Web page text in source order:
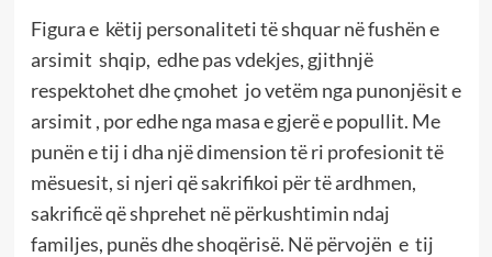
Figura e këtij personaliteti të shquar në fushën e
arsimit shqip, edhe pas vdekjes, gjithnjë
respektohet dhe çmohet jo vetëm nga punonjësit e
arsimit , por edhe nga masa e gjerë e popullit. Me
punën e tij i dha një dimension të ri profesionit të
mësuesit, si njeri që sakrifikoi për të ardhmen,
sakrificë që shprehet në përkushtimin ndaj
familjes, punës dhe shoqërisë. Në përvojën e tij